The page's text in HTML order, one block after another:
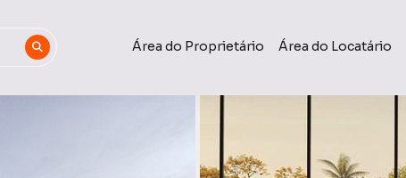
Área do Proprietário Área do Locatário